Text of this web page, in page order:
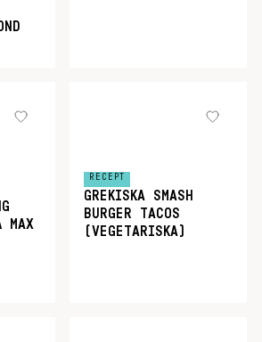
MAX
RECEPT
GREKISKA SMASH
BURGER TACOS
(VEGETARISKA)